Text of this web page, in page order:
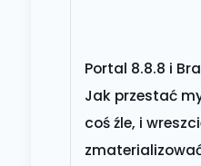
Portal 8.8.8 i
Jak przestać
coś źle, i